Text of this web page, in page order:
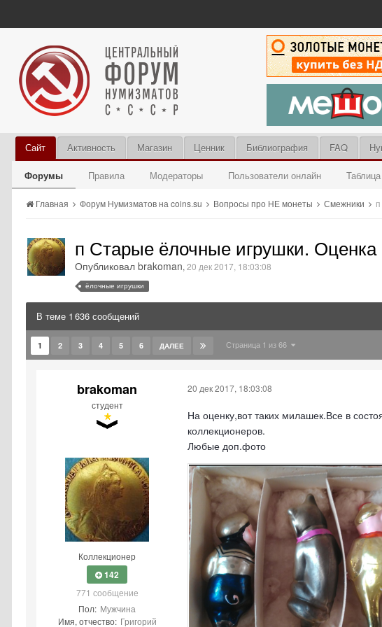
Сайт
Форумы Правила Модераторы Пользователи онлайн
Активность Магазин Ценник Библиография FAQ
Главная Форум Нумизматов на coins.su Вопросы про НЕ монеты Смежники
п Старые ёлочные игрушки. Оценка
Опубликовал brakoman, 20 дек 2017, 18:03:08
ёлочные игрушки
В теме 1 636 сообщений
1 2 3 4 5 6 ДАЛЕЕ Страница 1 из 66
brakoman
студент
Коллекционер
142
771 сообщение
Пол: Мужчина
Имя, отчество: Григорий
20 дек 2017, 18:03:08
На оценку,вот таких милашек.Все в
коллекционеров.
Любые доп.фото